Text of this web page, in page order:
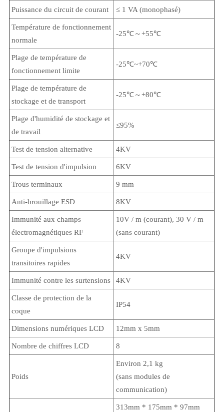
Puissance du circuit de courant ≤ 1 VA (monophasé)
Température de fonctionnement
normale
-25℃～+55℃
Plage de température de
fonctionnement limite
-25℃~+70℃
Plage de température de
stockage et de transport
-25℃～+80℃
Plage d'humidité de stockage et
de travail
≤95%
Test de tension alternative 4KV
Test de tension d'impulsion 6KV
Trous terminaux 9 mm
Anti-brouillage ESD 8KV
Immunité aux champs
électromagnétiques RF
10V / m (courant), 30 V / m
(sans courant)
Groupe d'impulsions
transitoires rapides
4KV
Immunité contre les surtensions 4KV
Classe de protection de la
coque
IP54
Dimensions numériques LCD 12mm x 5mm
Nombre de chiffres LCD 8
Poids
Environ 2,1 kg
(sans modules de
communication)
313mm * 175mm * 97mm